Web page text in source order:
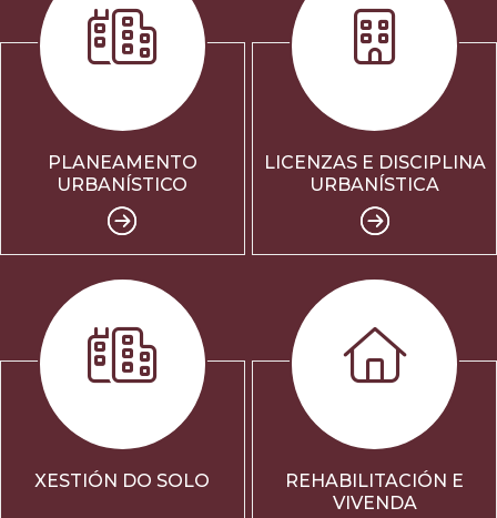
PLANEAMENTO
URBANÍSTICO
LICENZAS E DISCIPLINA
URBANÍSTICA
XESTIÓN DO SOLO
REHABILITACIÓN E
VIVENDA